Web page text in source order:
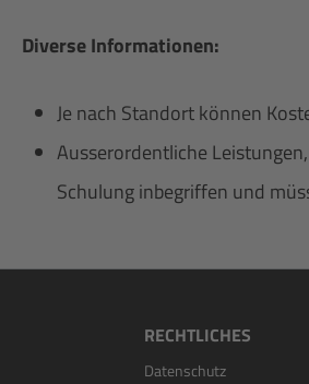
Diverse Informationen:
Je nach Standort können
Ausserordentliche
Schulung inbegriffen und
RECHTLICHES
Datenschutz